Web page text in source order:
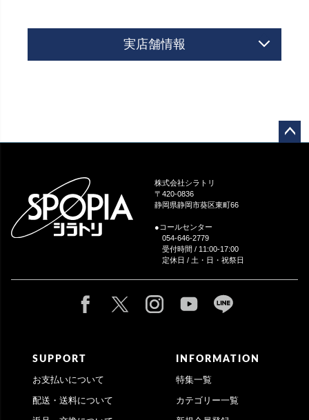
実店舗情報
株式会社シラトリ
〒420-0836
静岡県静岡市葵区東町66
●コールセンター
054-646-2779
受付時間 / 11:00-17:00
定休日 / 土・日・祝祭日
SUPPORT
お支払いについて
配送・送料について
INFORMATION
特集一覧
カテゴリー一覧